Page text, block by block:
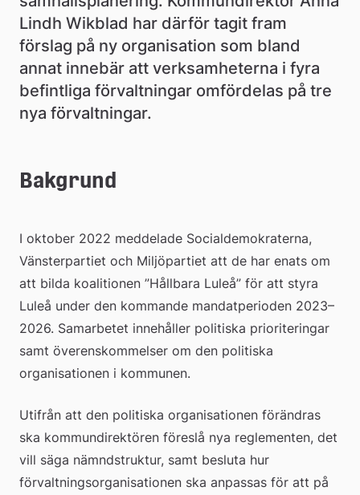
Lindh Wikblad har därför tagit fram
förslag på ny organisation som bland
annat innebär att verksamheterna i fyra
befintliga förvaltningar omfördelas på tre
nya förvaltningar.
Bakgrund
I oktober 2022 meddelade Socialdemokraterna,
Vänsterpartiet och Miljöpartiet att de har enats om
att bilda koalitionen ”Hållbara Luleå” för att styra
Luleå under den kommande mandatperioden 2023–
2026. Samarbetet innehåller politiska prioriteringar
samt överenskommelser om den politiska
organisationen i kommunen.
Utifrån att den politiska organisationen förändras
ska kommundirektören föreslå nya reglementen, det
vill säga nämndstruktur, samt besluta hur
förvaltningsorganisationen ska anpassas för att på